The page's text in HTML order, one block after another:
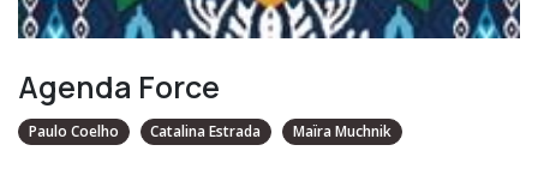
Agenda Force
Paulo Coelho Catalina Estrada Maïra Muchnik